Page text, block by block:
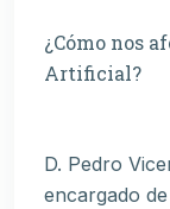
¿Cómo nos
Artificial?
D. Pedro
encargado